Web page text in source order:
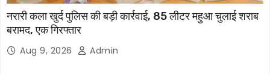
नरारी कला खुर्द पुलिस की बड़ी कार्रवाई, 85 लीटर महुआ चुलाई शराब
बरामद, एक गिरफ्तार
Aug 9, 2026 Admin